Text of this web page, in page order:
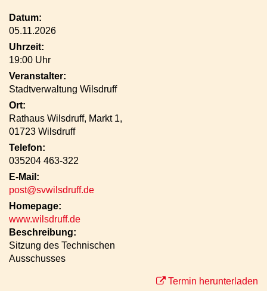
Datum:
05.11.2026
Uhrzeit:
19:00 Uhr
Veranstalter:
Stadtverwaltung Wilsdruff
Ort:
Rathaus Wilsdruff, Markt 1,
01723 Wilsdruff
Telefon:
035204 463-322
E-Mail:
post@svwilsdruff.de
Homepage:
www.wilsdruff.de
Beschreibung:
Sitzung des Technischen
Ausschusses
Termin herunterladen